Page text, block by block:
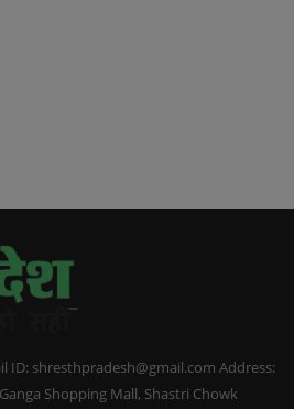
ID: shresthpradesh@gmail.com Address:
Shopping Mall, Shastri Chowk